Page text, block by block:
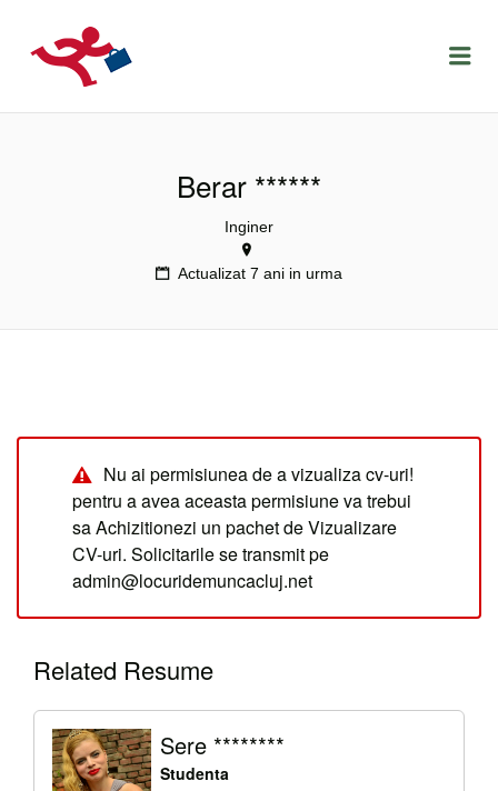
LOCURIDEMUNCACLUJ.NET
Berar ******
Inginer
Actualizat 7 ani in urma
Nu ai permisiunea de a vizualiza cv-uri!
pentru a avea aceasta permisiune va trebui
sa Achizitionezi un pachet de Vizualizare
CV-uri. Solicitarile se transmit pe
admin@locuridemuncacluj.net
Related Resume
Sere ********
Studenta